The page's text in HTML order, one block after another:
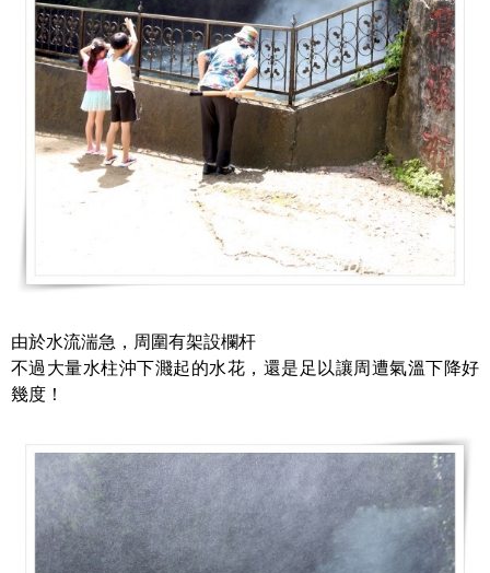
由於水流湍急，周圍有架設欄杆
不過大量水柱沖下濺起的水花，還是足以讓周遭氣溫下降好
幾度！